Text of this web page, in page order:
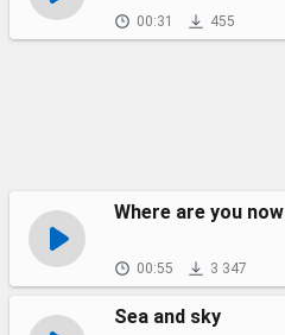
00:31 455
Where are you now
00:55 3 347
Sea and sky